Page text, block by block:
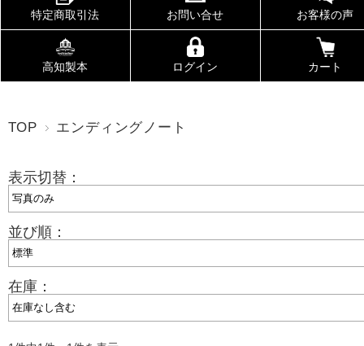
特定商取引法 お問い合せ お客様の声
高知製本 ログイン カート
TOP エンディングノート
表示切替：
並び順：
在庫：